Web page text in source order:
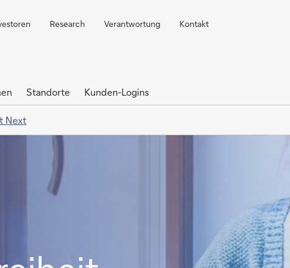
Research Verantwortung Kontakt
Standorte
Kunden-Logins
Next